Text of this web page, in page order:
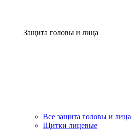
Защита головы и лица
Все защита головы и лица
Щитки лицевые